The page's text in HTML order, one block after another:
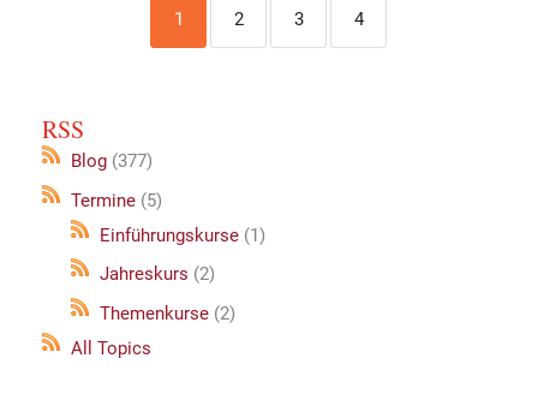
1 2 3 4
RSS
Blog(377)
Termine(5)
Einführungskurse(1)
Jahreskurs (2)
Themenkurse(2)
All Topics